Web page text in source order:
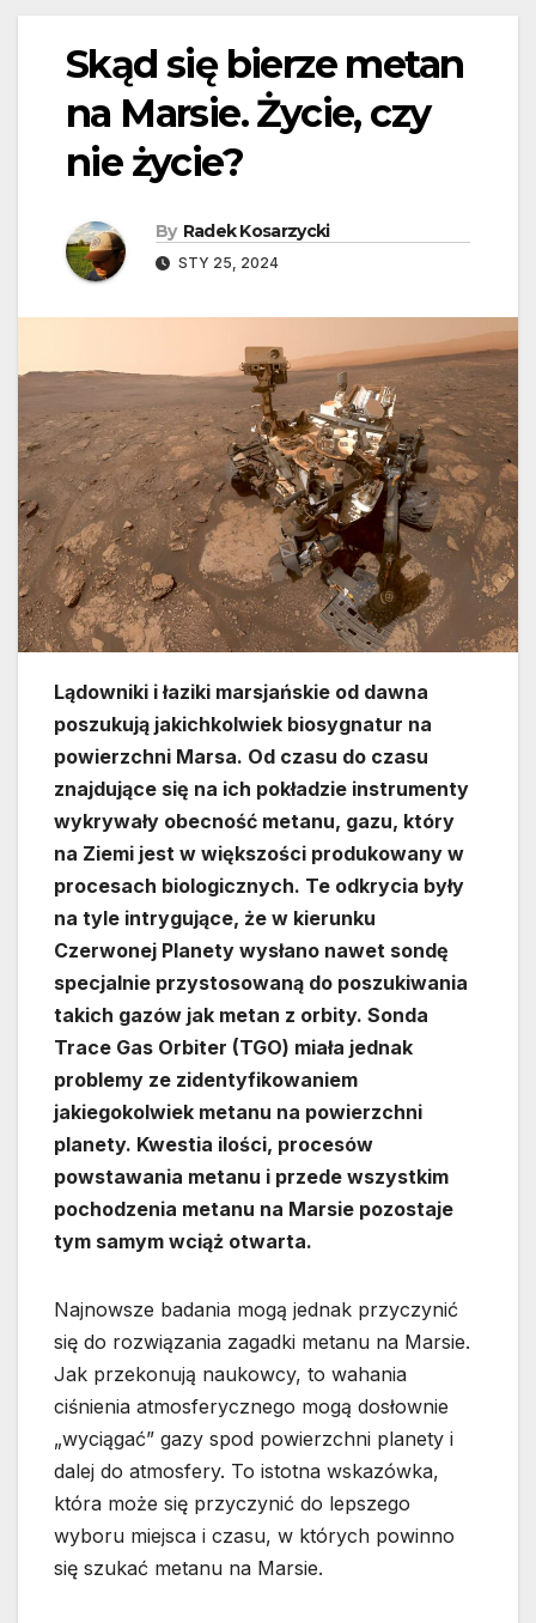
Skąd się bierze metan
na Marsie. Życie, czy
nie życie?
By Radek Kosarzycki
STY 25, 2024
Lądowniki i łaziki marsjańskie od dawna
poszukują jakichkolwiek biosygnatur na
powierzchni Marsa. Od czasu do czasu
znajdujące się na ich pokładzie instrumenty
wykrywały obecność metanu, gazu, który
na Ziemi jest w większości produkowany w
procesach biologicznych. Te odkrycia były
na tyle intrygujące, że w kierunku
Czerwonej Planety wysłano nawet sondę
specjalnie przystosowaną do poszukiwania
takich gazów jak metan z orbity. Sonda
Trace Gas Orbiter (TGO) miała jednak
problemy ze zidentyfikowaniem
jakiegokolwiek metanu na powierzchni
planety. Kwestia ilości, procesów
powstawania metanu i przede wszystkim
pochodzenia metanu na Marsie pozostaje
tym samym wciąż otwarta.
Najnowsze badania mogą jednak przyczynić
się do rozwiązania zagadki metanu na Marsie.
Jak przekonują naukowcy, to wahania
ciśnienia atmosferycznego mogą dosłownie
„wyciągać” gazy spod powierzchni planety i
dalej do atmosfery. To istotna wskazówka,
która może się przyczynić do lepszego
wyboru miejsca i czasu, w których powinno
się szukać metanu na Marsie.